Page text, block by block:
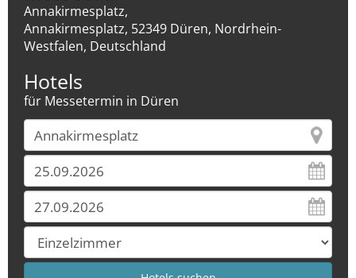
Annakirmesplatz,
Annakirmesplatz, 52349 Düren, Nordrhein-
Westfalen, Deutschland
Hotels
für Messetermin in Düren